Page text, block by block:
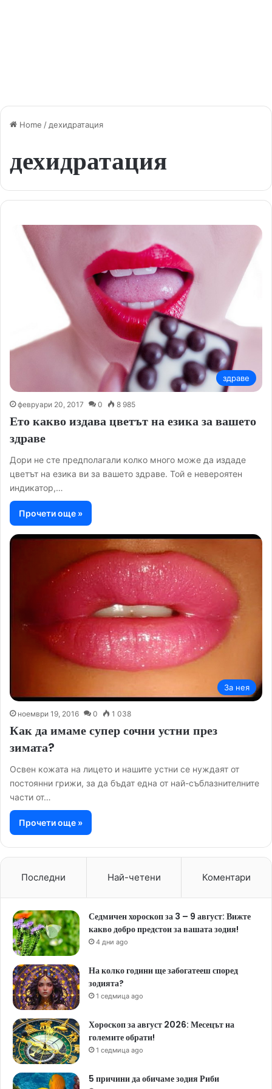
Home / дехидратация
дехидратация
здраве
февруари 20, 2017 0 8 985
Ето какво издава цветът на езика за вашето
здраве
Дори не сте предполагали колко много може да издаде
цветът на езика ви за вашето здраве. Той е невероятен
индикатор,…
Прочети още »
За нея
ноември 19, 2016 0 1 038
Как да имаме супер сочни устни през
зимата?
Освен кожата на лицето и нашите устни се нуждаят от
постоянни грижи, за да бъдат една от най-съблазнителните
части от…
Прочети още »
Последни Най-четени Коментари
Седмичен хороскоп за 3 – 9 август: Вижте
какво добро предстои за вашата зодия!
4 дни ago
На колко години ще забогатееш според
зодията?
1 седмица ago
Хороскоп за август 2026: Месецът на
големите обрати!
1 седмица ago
5 причини да обичаме зодия Риби